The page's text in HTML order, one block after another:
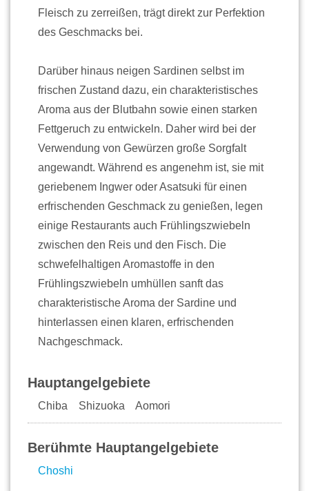
Fleisch zu zerreißen, trägt direkt zur Perfektion
des Geschmacks bei.
Darüber hinaus neigen Sardinen selbst im
frischen Zustand dazu, ein charakteristisches
Aroma aus der Blutbahn sowie einen starken
Fettgeruch zu entwickeln. Daher wird bei der
Verwendung von Gewürzen große Sorgfalt
angewandt. Während es angenehm ist, sie mit
geriebenem Ingwer oder Asatsuki für einen
erfrischenden Geschmack zu genießen, legen
einige Restaurants auch Frühlingszwiebeln
zwischen den Reis und den Fisch. Die
schwefelhaltigen Aromastoffe in den
Frühlingszwiebeln umhüllen sanft das
charakteristische Aroma der Sardine und
hinterlassen einen klaren, erfrischenden
Nachgeschmack.
Hauptangelgebiete
Chiba Shizuoka Aomori
Berühmte Hauptangelgebiete
Choshi